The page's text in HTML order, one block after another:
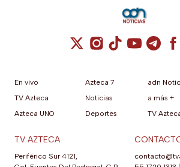
Cuenta de X /
Cuenta deCuenta de
Cuenta
En vivo
TV Azteca
Azteca UNO
Azteca 7
Noticias
Deportes
adn
a más +
TV
TV AZTECA
Periférico Sur 4121,